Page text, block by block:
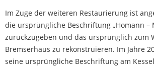
Im Zuge der weiteren Restaurierung ist
die ursprüngliche Beschriftung „Homann –
zurückzugeben und das ursprunglich zum
Bremserhaus zu rekonstruieren. Im Jahre
seine ursprüngliche Beschriftung am